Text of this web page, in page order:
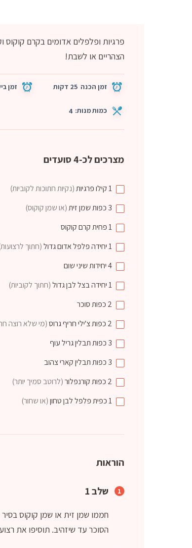
פרגיות ופלפלים אדומים בקרם
הצהריים או לשבת!
זמן הכנה 25 דקות זמן
כמות מנות: 4
מצרכים לכ-4 סועדים
1קילופרגיות(נקיות חתוכות לקוביות)
3 כפותשמן זית(או שמן קוקוס)
1פחיתקרם קוקוס
1יחידהפלפל אדום גדול(חתוך
4יחידותשיני שום
1יחידהבצל לבן גדול(חתוך לקוביות)
2 כפותסוכר
2 כפותצ'ילי חריף גרוס(מי שלא רוצה
3 כפותתבלין גריל עוף
3 כפותתבלין קארי צהוב
2 כפותקורנפלור(לרוטב סמיך יותר)
1כפיתפלפל לבן טחון(או שחור)
הוראות
שלב 1
חממו שמן זית או שמן קוקוס
הסוכר עד שיזהיב. תוסיפו את